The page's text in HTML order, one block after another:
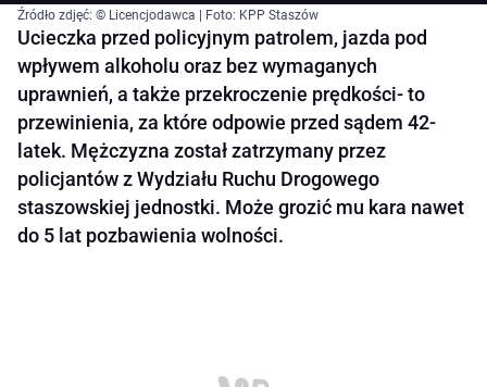
Źródło zdjęć: © Licencjodawca | Foto: KPP Staszów
Ucieczka przed policyjnym patrolem, jazda pod
wpływem alkoholu oraz bez wymaganych
uprawnień, a także przekroczenie prędkości- to
przewinienia, za które odpowie przed sądem 42-
latek. Mężczyzna został zatrzymany przez
policjantów z Wydziału Ruchu Drogowego
staszowskiej jednostki. Może grozić mu kara nawet
do 5 lat pozbawienia wolności.